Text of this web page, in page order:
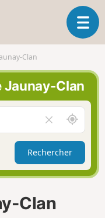
O
u
r
l
a
i
g
Clan
Jaunay-Clan
i
d
e
r
l
c
A
u
t
u
r
Rechercher
Clan